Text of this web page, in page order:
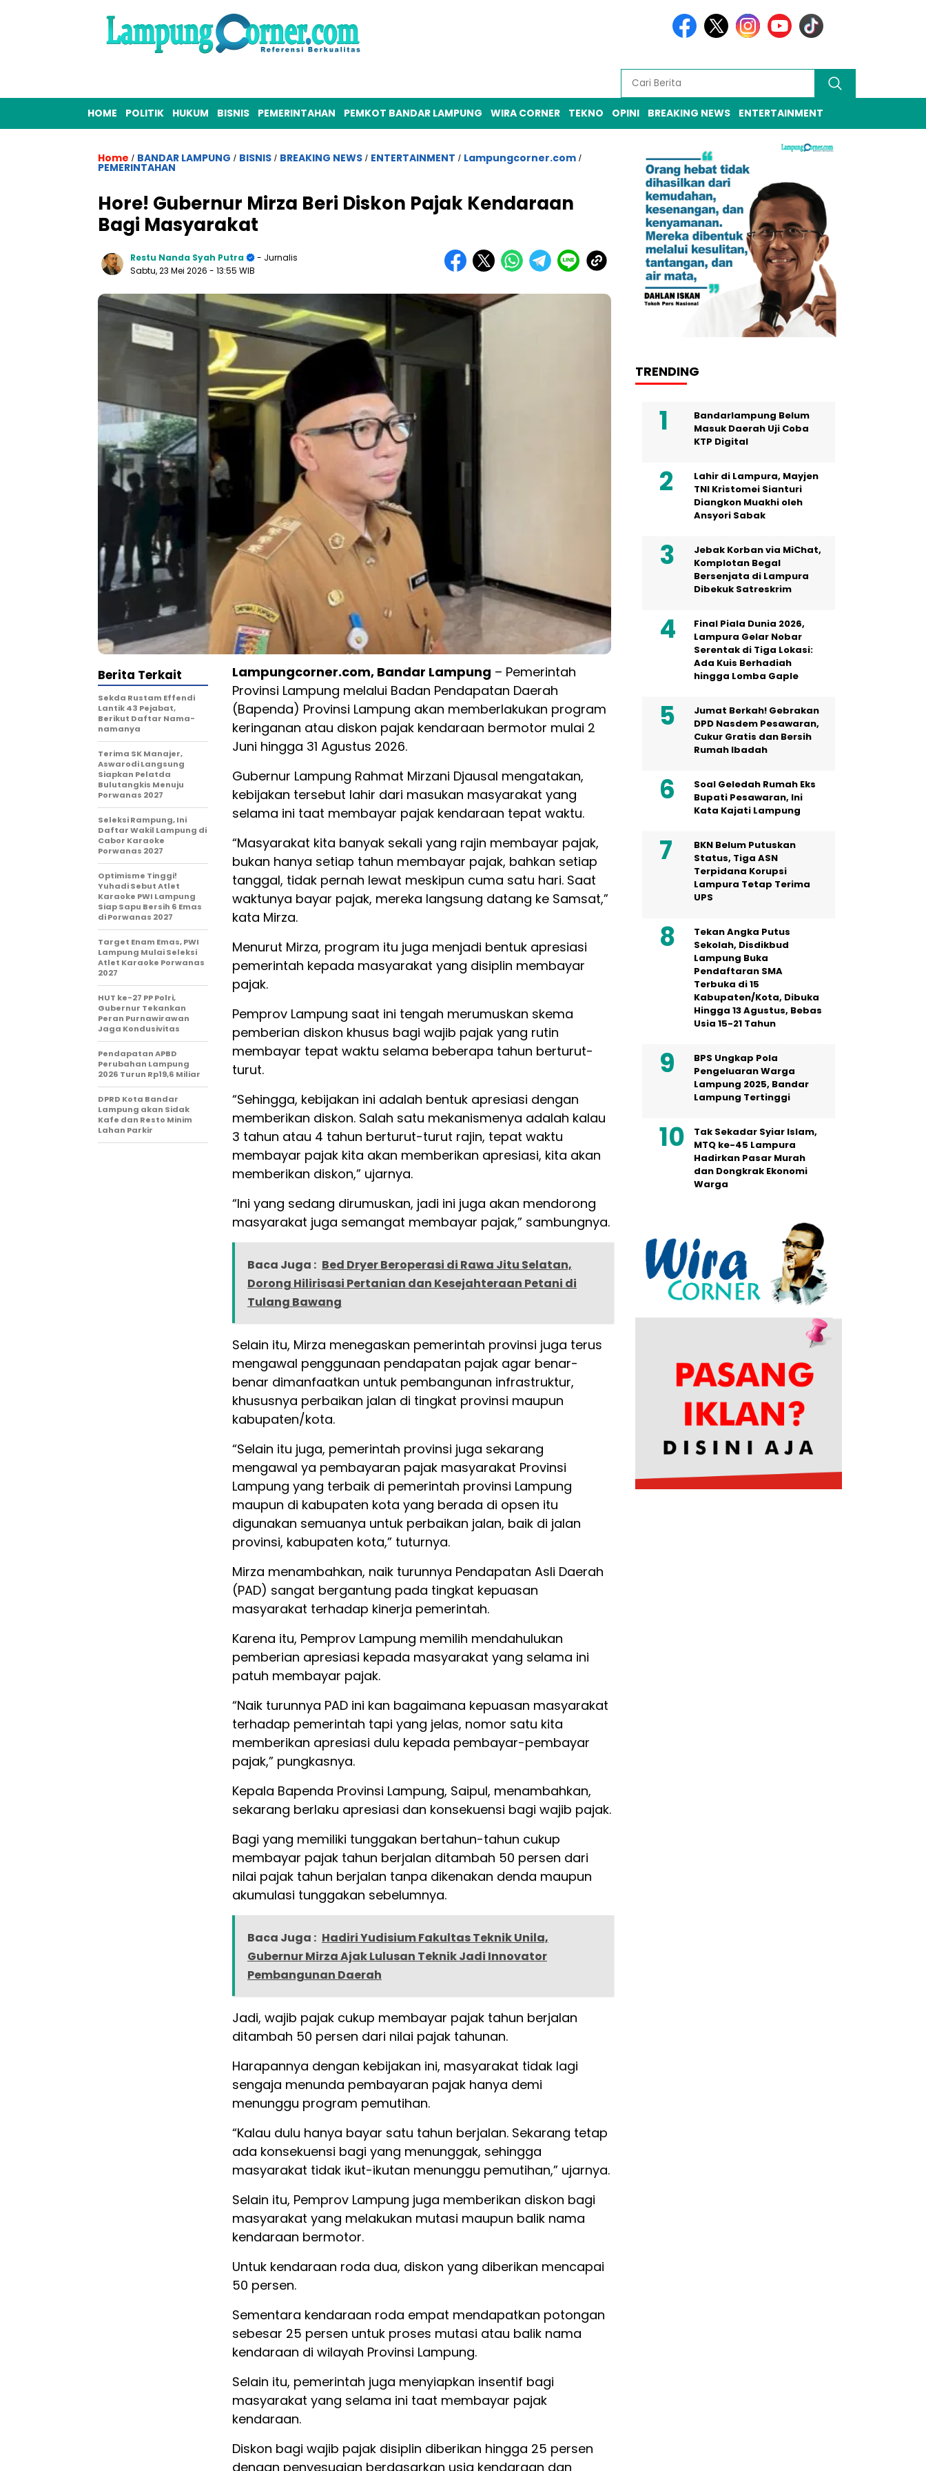
HOME POLITIK HUKUM BISNIS PEMERINTAHAN PEMKOT BANDAR LAMPUNG WIRA CORNER TEKNO OPINI BREAKING NEWS ENTERTAINMENT
Home / BANDAR LAMPUNG / BISNIS / BREAKING NEWS / ENTERTAINMENT / Lampungcorner.com /
PEMERINTAHAN
Hore! Gubernur Mirza Beri Diskon Pajak Kendaraan
Bagi Masyarakat
Restu Nanda Syah Putra
- Jurnalis
Sabtu, 23 Mei 2026 - 13:55 WIB
Lampungcorner.com, Bandar Lampung – Pemerintah
Provinsi Lampung melalui Badan Pendapatan Daerah
(Bapenda) Provinsi Lampung akan memberlakukan program
keringanan atau diskon pajak kendaraan bermotor mulai 2
Juni hingga 31 Agustus 2026.
Gubernur Lampung Rahmat Mirzani Djausal mengatakan,
kebijakan tersebut lahir dari masukan masyarakat yang
selama ini taat membayar pajak kendaraan tepat waktu.
“Masyarakat kita banyak sekali yang rajin membayar pajak,
bukan hanya setiap tahun membayar pajak, bahkan setiap
tanggal, tidak pernah lewat meskipun cuma satu hari. Saat
waktunya bayar pajak, mereka langsung datang ke Samsat,”
kata Mirza.
Menurut Mirza, program itu juga menjadi bentuk apresiasi
pemerintah kepada masyarakat yang disiplin membayar
pajak.
Pemprov Lampung saat ini tengah merumuskan skema
pemberian diskon khusus bagi wajib pajak yang rutin
membayar tepat waktu selama beberapa tahun berturut-
turut.
“Sehingga, kebijakan ini adalah bentuk apresiasi dengan
memberikan diskon. Salah satu mekanismenya adalah kalau
3 tahun atau 4 tahun berturut-turut rajin, tepat waktu
membayar pajak kita akan memberikan apresiasi, kita akan
memberikan diskon,” ujarnya.
“Ini yang sedang dirumuskan, jadi ini juga akan mendorong
masyarakat juga semangat membayar pajak,” sambungnya.
Baca Juga : Bed Dryer Beroperasi di Rawa Jitu Selatan,
Dorong Hilirisasi Pertanian dan Kesejahteraan Petani di
Tulang Bawang
Selain itu, Mirza menegaskan pemerintah provinsi juga terus
mengawal penggunaan pendapatan pajak agar benar-
benar dimanfaatkan untuk pembangunan infrastruktur,
khususnya perbaikan jalan di tingkat provinsi maupun
kabupaten/kota.
“Selain itu juga, pemerintah provinsi juga sekarang
mengawal ya pembayaran pajak masyarakat Provinsi
Lampung yang terbaik di pemerintah provinsi Lampung
maupun di kabupaten kota yang berada di opsen itu
digunakan semuanya untuk perbaikan jalan, baik di jalan
provinsi, kabupaten kota,” tuturnya.
Mirza menambahkan, naik turunnya Pendapatan Asli Daerah
(PAD) sangat bergantung pada tingkat kepuasan
masyarakat terhadap kinerja pemerintah.
Karena itu, Pemprov Lampung memilih mendahulukan
pemberian apresiasi kepada masyarakat yang selama ini
patuh membayar pajak.
“Naik turunnya PAD ini kan bagaimana kepuasan masyarakat
terhadap pemerintah tapi yang jelas, nomor satu kita
memberikan apresiasi dulu kepada pembayar-pembayar
pajak,” pungkasnya.
Kepala Bapenda Provinsi Lampung, Saipul, menambahkan,
sekarang berlaku apresiasi dan konsekuensi bagi wajib pajak.
Bagi yang memiliki tunggakan bertahun-tahun cukup
membayar pajak tahun berjalan ditambah 50 persen dari
nilai pajak tahun berjalan tanpa dikenakan denda maupun
akumulasi tunggakan sebelumnya.
Baca Juga : Hadiri Yudisium Fakultas Teknik Unila,
Gubernur Mirza Ajak Lulusan Teknik Jadi Innovator
Pembangunan Daerah
Jadi, wajib pajak cukup membayar pajak tahun berjalan
ditambah 50 persen dari nilai pajak tahunan.
Harapannya dengan kebijakan ini, masyarakat tidak lagi
sengaja menunda pembayaran pajak hanya demi
menunggu program pemutihan.
“Kalau dulu hanya bayar satu tahun berjalan. Sekarang tetap
ada konsekuensi bagi yang menunggak, sehingga
masyarakat tidak ikut-ikutan menunggu pemutihan,” ujarnya.
Selain itu, Pemprov Lampung juga memberikan diskon bagi
masyarakat yang melakukan mutasi maupun balik nama
kendaraan bermotor.
Untuk kendaraan roda dua, diskon yang diberikan mencapai
50 persen.
Sementara kendaraan roda empat mendapatkan potongan
sebesar 25 persen untuk proses mutasi atau balik nama
kendaraan di wilayah Provinsi Lampung.
Selain itu, pemerintah juga menyiapkan insentif bagi
masyarakat yang selama ini taat membayar pajak
kendaraan.
Diskon bagi wajib pajak disiplin diberikan hingga 25 persen
dengan penyesuaian berdasarkan usia kendaraan dan
Berita Terkait
Sekda Rustam Effendi
Lantik 43 Pejabat,
Berikut Daftar Nama-
namanya
Terima SK Manajer,
Aswarodi Langsung
Siapkan Pelatda
Bulutangkis Menuju
Porwanas 2027
Seleksi Rampung, Ini
Daftar Wakil Lampung di
Cabor Karaoke
Porwanas 2027
Optimisme Tinggi!
Yuhadi Sebut Atlet
Karaoke PWI Lampung
Siap Sapu Bersih 6 Emas
di Porwanas 2027
Target Enam Emas, PWI
Lampung Mulai Seleksi
Atlet Karaoke Porwanas
2027
HUT ke-27 PP Polri,
Gubernur Tekankan
Peran Purnawirawan
Jaga Kondusivitas
Pendapatan APBD
Perubahan Lampung
2026 Turun Rp19,6 Miliar
DPRD Kota Bandar
Lampung akan Sidak
Kafe dan Resto Minim
Lahan Parkir
TRENDING
Bandarlampung Belum
Masuk Daerah Uji Coba
KTP Digital
Lahir di Lampura, Mayjen
TNI Kristomei Sianturi
Diangkon Muakhi oleh
Ansyori Sabak
Jebak Korban via MiChat,
Komplotan Begal
Bersenjata di Lampura
Dibekuk Satreskrim
Final Piala Dunia 2026,
Lampura Gelar Nobar
Serentak di Tiga Lokasi:
Ada Kuis Berhadiah
hingga Lomba Gaple
Jumat Berkah! Gebrakan
DPD Nasdem Pesawaran,
Cukur Gratis dan Bersih
Rumah Ibadah
Soal Geledah Rumah Eks
Bupati Pesawaran, Ini
Kata Kajati Lampung
BKN Belum Putuskan
Status, Tiga ASN
Terpidana Korupsi
Lampura Tetap Terima
UPS
Tekan Angka Putus
Sekolah, Disdikbud
Lampung Buka
Pendaftaran SMA
Terbuka di 15
Kabupaten/Kota, Dibuka
Hingga 13 Agustus, Bebas
Usia 15-21 Tahun
BPS Ungkap Pola
Pengeluaran Warga
Lampung 2025, Bandar
Lampung Tertinggi
Tak Sekadar Syiar Islam,
MTQ ke-45 Lampura
Hadirkan Pasar Murah
dan Dongkrak Ekonomi
Warga